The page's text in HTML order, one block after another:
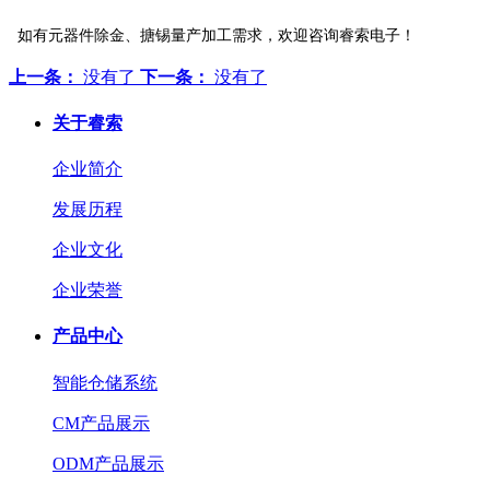
如有元器件除金、搪锡量产加工需求，欢迎咨询睿索电子！
上一条： 没有了 下一条： 没有了
关于睿索
企业简介
发展历程
企业文化
企业荣誉
产品中心
智能仓储系统
CM产品展示
ODM产品展示